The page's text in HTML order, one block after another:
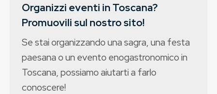
Organizzi eventi in Toscana?
Promuovili sul nostro sito!
Se stai organizzando una sagra, una festa
paesana o un evento enogastronomico in
Toscana, possiamo aiutarti a farlo
conoscere!